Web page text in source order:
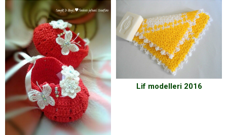
Lif modelleri 2016